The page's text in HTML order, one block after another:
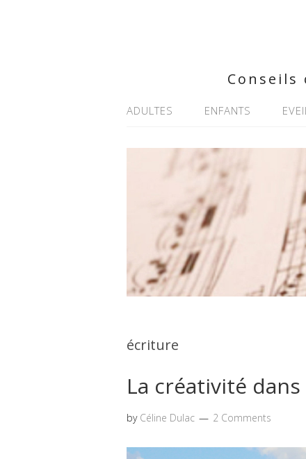
ADULTES ENFANTS
écriture
La créativité
by Céline Dulac 2 Comments